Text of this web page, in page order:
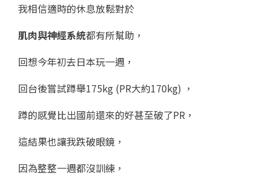
我相信適時的休息放鬆對於
肌肉與神經系統都有所幫助，
回想今年初去日本玩一週，
回台後嘗試蹲舉175kg (PR大約170kg) ，
蹲的感覺比出國前還來的好甚至破了PR，
這結果也讓我跌破眼鏡，
因為整整一週都沒訓練，